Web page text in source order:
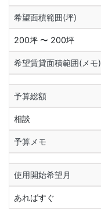
希望面積範囲(坪)
200坪 〜 200坪
希望賃貸面積範囲(メモ)
予算総額
相談
予算メモ
使用開始希望月
あればすぐ